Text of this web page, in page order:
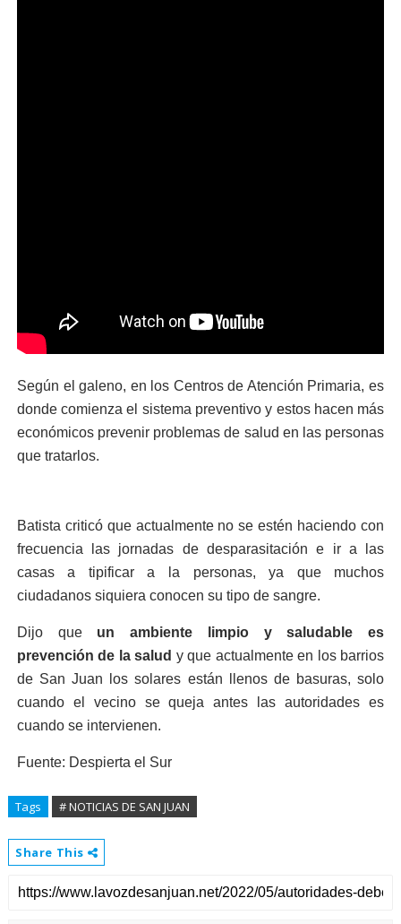
Según el galeno, en los Centros de Atención Primaria, es
donde comienza el sistema preventivo y estos hacen más
económicos prevenir problemas de salud en las personas
que tratarlos.
Batista criticó que actualmente no se estén haciendo con
frecuencia las jornadas de desparasitación e ir a las
casas a tipificar a la personas, ya que muchos
ciudadanos siquiera conocen su tipo de sangre.
Dijo queun ambiente limpio y saludable es
prevención de la salud y que actualmente en los barrios
de San Juan los solares están llenos de basuras, solo
cuando el vecino se queja antes las autoridades es
cuando se intervienen.
Fuente: Despierta el Sur
Tags # NOTICIAS DE SAN JUAN
Share This